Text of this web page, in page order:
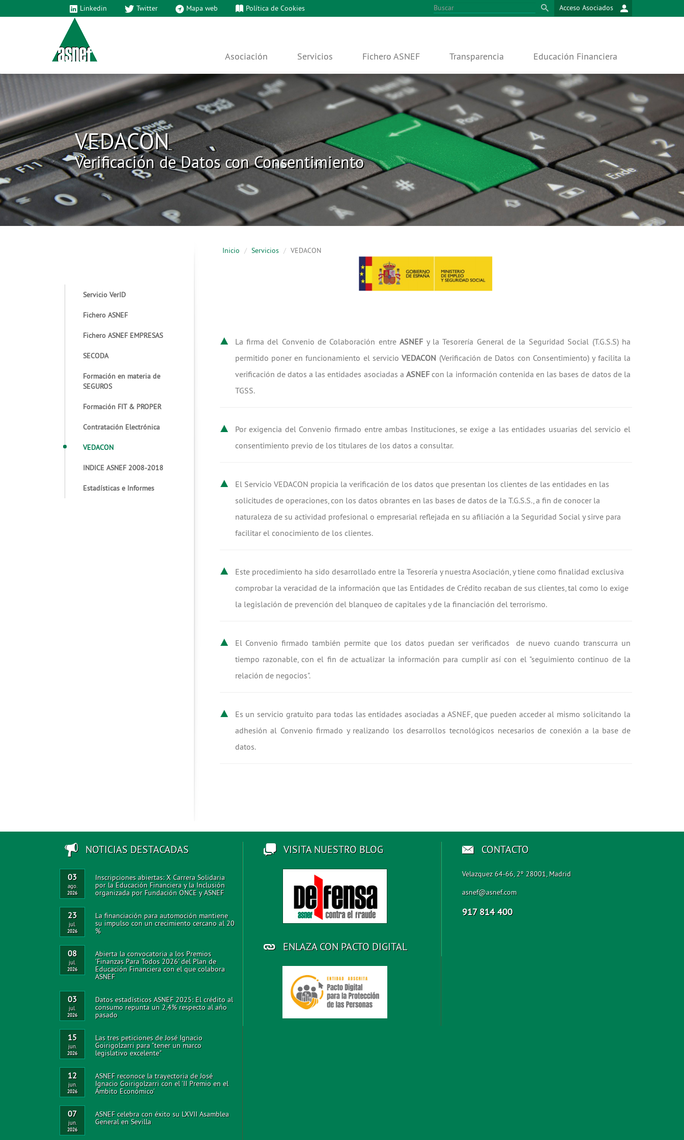
Linkedin Twitter Mapa web Política de Cookies Acceso Asociados
Asociación Servicios Fichero ASNEF Transparencia Educación Financiera
VEDACON
Verificación de Datos con Consentimiento
Servicio VerID
Fichero ASNEF
Fichero ASNEF EMPRESAS
SECODA
Formación en materia de
SEGUROS
Formación FIT & PROPER
Contratación Electrónica
VEDACON
INDICE ASNEF 2008-2018
Estadísticas e Informes
Inicio Servicios VEDACON
La firma del Convenio de Colaboración entreASNEF y la Tesorería General de la Seguridad Social (T.G.S.S) ha
permitido poner en funcionamiento el servicioVEDACON (Verificación de Datos con Consentimiento) y facilita la
verificación de datos a las entidades asociadas a ASNEF con la información contenida en las bases de datos de la
TGSS.
Por exigencia del Convenio firmado entre ambas Instituciones, se exige a las entidades usuarias del servicio el
consentimiento previo de los titulares de los datos a consultar.
El Servicio VEDACON propicia la verificación de los datos que presentan los clientes de las entidades en las
solicitudes de operaciones, con los datos obrantes en las bases de datos de la T.G.S.S., a fin de conocer la
naturaleza de su actividad profesional o empresarial reflejada en su afiliación a la Seguridad Social y sirve para
facilitar el conocimiento de los clientes.
Este procedimiento ha sido desarrollado entre la Tesorería y nuestra Asociación, y tiene como finalidad exclusiva
comprobar la veracidad de la información que las Entidades de Crédito recaban de sus clientes, tal como lo exige
la legislación de prevención del blanqueo de capitales y de la financiación del terrorismo.
El Convenio firmado también permite que los datos puedan ser verificados de nuevo cuando transcurra un
tiempo razonable, con el fin de actualizar la información para cumplir así con el "seguimiento continuo de la
relación de negocios".
Es un servicio gratuito para todas las entidades asociadas a ASNEF, que pueden acceder al mismo solicitando la
adhesión al Convenio firmado y realizando los desarrollos tecnológicos necesarios de conexión a la base de
datos.
NOTICIAS DESTACADAS
03
ago.
2026
Inscripciones abiertas: X Carrera Solidaria
por la Educación Financiera y la Inclusión
organizada por Fundación ONCE y ASNEF
23
jul.
2026
La financiación para automoción mantiene
su impulso con un crecimiento cercano al 20
%
08
jul.
2026
Abierta la convocatoria a los Premios
'Finanzas Para Todos 2026' del Plan de
Educación Financiera con el que colabora
ASNEF
03
jul.
2026
Datos estadísticos ASNEF 2025: El crédito al
consumo repunta un 2,4% respecto al año
pasado
15
jun.
2026
Las tres peticiones de José Ignacio
Goirigolzarri para "tener un marco
legislativo excelente"
12
jun.
2026
ASNEF reconoce la trayectoria de José
Ignacio Goirigolzarri con el 'II Premio en el
Ámbito Económico'
07
jun.
2026
ASNEF celebra con éxito su LXVII Asamblea
General en Sevilla
VISITA NUESTRO BLOG
ENLAZA CON PACTO DIGITAL
CONTACTO
Velazquez 64-66, 2º 28001, Madrid
asnef@asnef.com
917 814 400